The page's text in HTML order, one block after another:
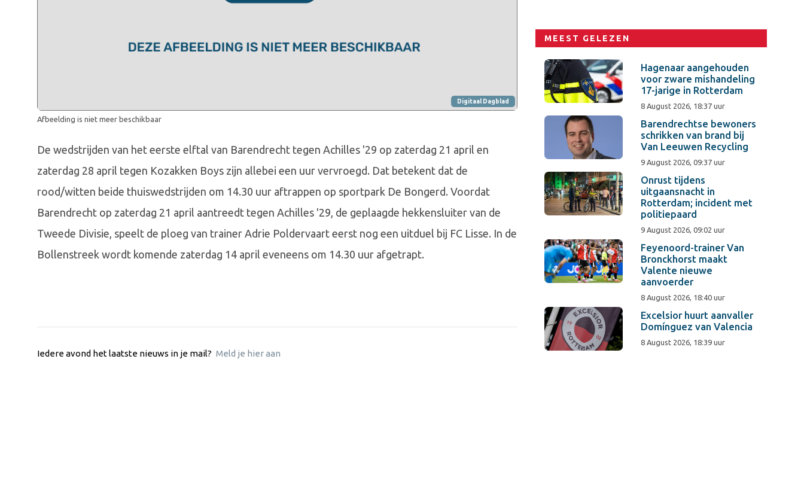
Digitaal Dagblad
Afbeelding is niet meer beschikbaar
De wedstrijden van het eerste elftal van Barendrecht tegen Achilles '29 op zaterdag 21 april en
zaterdag 28 april tegen Kozakken Boys zijn allebei een uur vervroegd. Dat betekent dat de
rood/witten beide thuiswedstrijden om 14.30 uur aftrappen op sportpark De Bongerd. Voordat
Barendrecht op zaterdag 21 april aantreedt tegen Achilles '29, de geplaagde hekkensluiter van de
Tweede Divisie, speelt de ploeg van trainer Adrie Poldervaart eerst nog een uitduel bij FC Lisse. In de
Bollenstreek wordt komende zaterdag 14 april eveneens om 14.30 uur afgetrapt.
Iedere avond het laatste nieuws in je mail? Meld je hier aan
MEEST GELEZEN
Hagenaar aangehouden
voor zware mishandeling
17-jarige in Rotterdam
8 August 2026, 18:37 uur
Barendrechtse bewoners
schrikken van brand bij
Van Leeuwen Recycling
9 August 2026, 09:37 uur
Onrust tijdens
uitgaansnacht in
Rotterdam; incident met
politiepaard
9 August 2026, 09:02 uur
Feyenoord-trainer Van
Bronckhorst maakt
Valente nieuwe
aanvoerder
8 August 2026, 18:40 uur
Excelsior huurt aanvaller
Domínguez van Valencia
8 August 2026, 18:39 uur